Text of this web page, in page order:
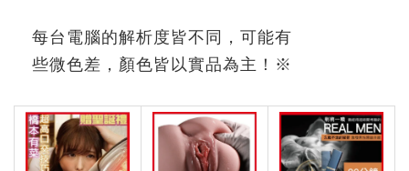
每台電腦的解析度皆不同，可能有
些微色差，顏色皆以實品為主！ ※